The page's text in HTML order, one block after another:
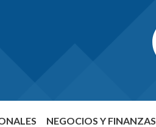
NEGOCIOS Y FINANZAS